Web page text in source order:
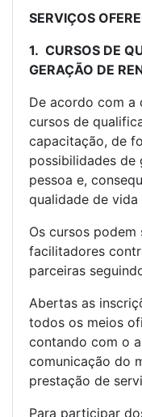
SERVIÇOS
1. CURSOS DE
GERAÇÃO DE
De acordo com a
cursos de
capacitação, de
possibilidades de
pessoa e,
qualidade de vida
Os cursos
facilitadores
parceiras
Abertas as
todos os meios
contando com o
comunicação do
prestação de
Para participar